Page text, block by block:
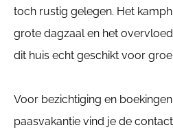
toch rustig gelegen. Het
grote dagzaal en het
dit huis echt geschikt voor
Voor bezichtiging en
paasvakantie vind je de